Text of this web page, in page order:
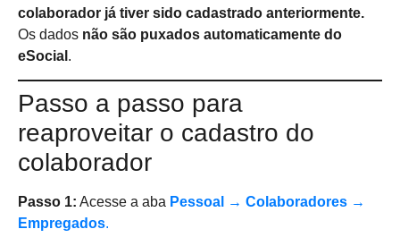
colaborador já tiver sido cadastrado anteriormente.
Os dados não são puxados automaticamente do
eSocial .
Passo a passo para
reaproveitar o cadastro do
colaborador
Passo 1: Acesse a aba Pessoal → Colaboradores →
Empregados.